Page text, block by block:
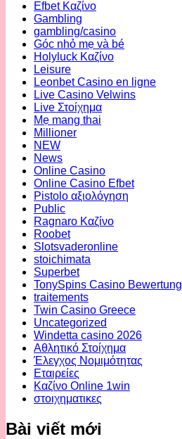
Efbet Καζίνο
Gambling
gambling/casino
Góc nhỏ mẹ và bé
Holyluck Καζίνο
Leisure
Leonbet Casino en ligne
Live Casino Velwins
Live Στοίχημα
Mẹ mang thai
Millioner
NEW
News
Online Casino
Online Casino Efbet
Pistolo αξιολόγηση
Public
Ragnaro Καζίνο
Roobet
Slotsvaderonline
stoichimata
Superbet
TonySpins Casino Bewertung
traitements
Twin Casino Greece
Uncategorized
Windetta casino 2026
Αθλητικό Στοίχημα
Έλεγχος Νομιμότητας
Εταιρείες
Καζίνο Online 1win
στοιχηματικες
Bài viết mới